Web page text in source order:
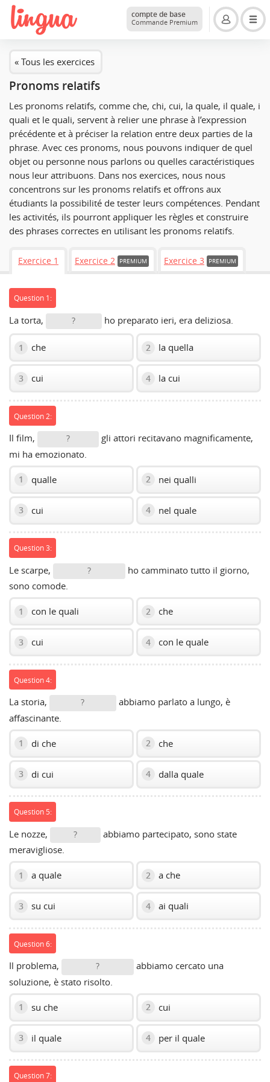
compte de base
Commande Premium
« Tous les exercices
Pronoms relatifs
Les pronoms relatifs, comme che, chi, cui, la quale, il quale, i
quali et le quali, servent à relier une phrase à l’expression
précédente et à préciser la relation entre deux parties de la
phrase. Avec ces pronoms, nous pouvons indiquer de quel
objet ou personne nous parlons ou quelles caractéristiques
nous leur attribuons. Dans nos exercices, nous nous
concentrons sur les pronoms relatifs et offrons aux
étudiants la possibilité de tester leurs compétences. Pendant
les activités, ils pourront appliquer les règles et construire
des phrases correctes en utilisant les pronoms relatifs.
Exercice 1 Exercice 2 PREMIUM Exercice 3 PREMIUM
Question 1:
La torta, ? ho preparato ieri, era deliziosa.
1 che 2 la quella
3 cui 4 la cui
Question 2:
Il film, ?
gli attori recitavano magnificamente,
mi ha emozionato.
1 qualle 2 nei qualli
3 cui 4 nel quale
Question 3:
Le scarpe, ?
ho camminato tutto il giorno,
sono comode.
1 con le quali 2 che
3 cui 4 con le quale
Question 4:
La storia, ?
abbiamo parlato a lungo, è
affascinante.
1 di che 2 che
3 di cui 4 dalla quale
Question 5:
Le nozze, ?
abbiamo partecipato, sono state
meravigliose.
1 a quale 2 a che
3 su cui 4 ai quali
Question 6:
Il problema, ?
abbiamo cercato una
soluzione, è stato risolto.
1 su che 2 cui
3 il quale 4 per il quale
Question 7: